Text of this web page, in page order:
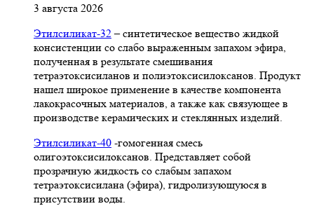
3 августа 2026
Этилсиликат-32– синтетическое вещество жидкой
консистенции со слабо выраженным запахом эфира,
полученная в результате смешивания
тетpаэтоксисиланов и полиэтоксисилоксанов. Продукт
нашел широкое применение в качестве компонента
лакокрасочных материалов, а также как связующее в
производстве керамических и стеклянных изделий.
Этилсиликат-40 -гомогенная смесь
олигоэтоксисилоксанов. Представляет собой
прозрачную жидкость со слабым запахом
тетраэтоксисилана (эфира), гидролизующуюся в
присутствии воды.